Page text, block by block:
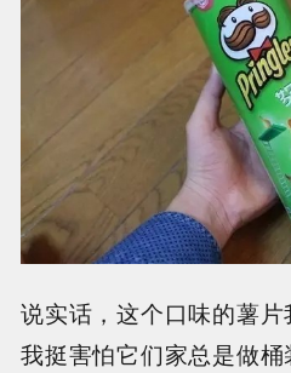
说实话，这个口味的薯
我挺害怕它们家总是做